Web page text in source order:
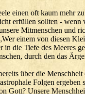
einen oft kaum mehr
erfüllen sollten -
Mitmenschen und
einem von diesen
die Tiefe des Meeres
durch den das
über die
Folgen
Gott? Unsere